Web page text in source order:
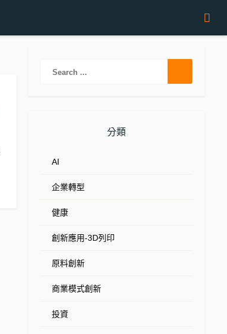
分類
AI
企業轉型
健康
創新應用-3D列印
原料創新
商業模式創新
投資